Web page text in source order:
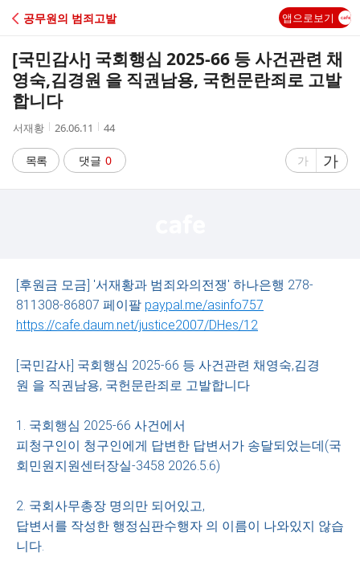
C
A
공무원의 범죄고발 앱으로보기
[국민감사] 국회행심 2025-66 등 사건관련 채
영숙,김경원 을 직권남용, 국헌문란죄로 고발
합니다
작
자
서재황
작
시
간
26.06.11
조
수
44
목록 댓글 0
글
게
가
글
자
가
[후원금 모금] '서재황과 범죄와의전쟁' 하나은행 278-
811308-86807 페이팔 paypal.me/asinfo757
https://cafe.daum.net/justice2007/DHes/12
[국민감사] 국회행심 2025-66 등 사건관련 채영숙,김경
원 을 직권남용, 국헌문란죄로 고발합니다
1. 국회행심 2025-66 사건에서
피청구인이 청구인에게 답변한 답변서가 송달되었는데(국
회민원지원센터장실-3458 2026.5.6)
2. 국회사무총장 명의만 되어있고,
답변서를 작성한 행정심판수행자 의 이름이 나와있지 않습
니다.